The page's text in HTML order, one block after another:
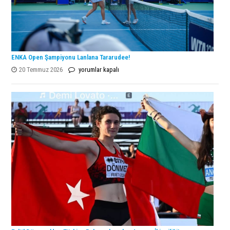
ENKA Open Şampiyonu Lanlana Tararudee!
20 Temmuz 2026
ENKA
Şampiyonu
Lanlana
Tararudee!
için
yorumlar kapalı